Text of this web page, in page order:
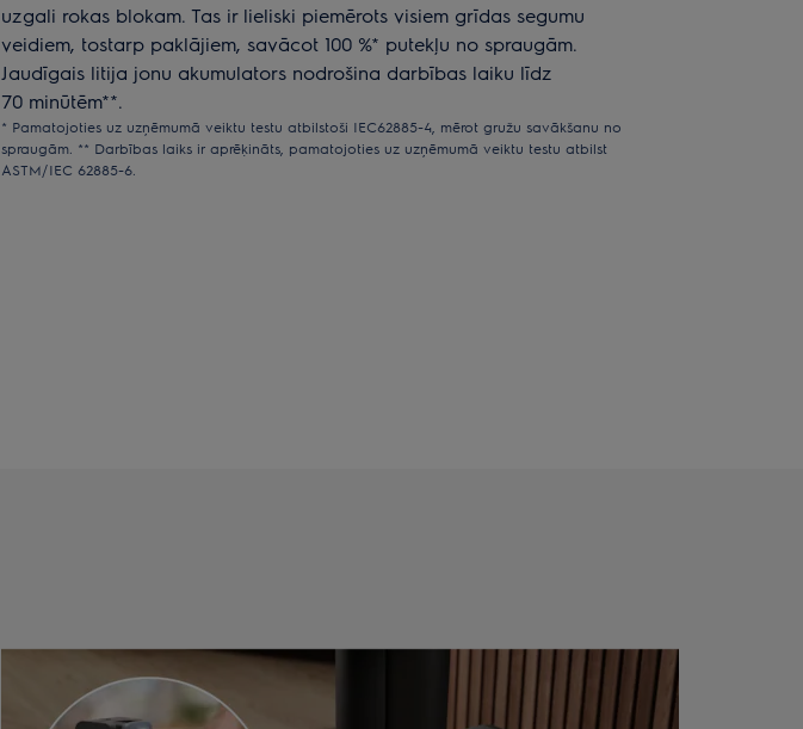
uzgali rokas blokam. Tas ir lieliski piemērots visiem grīdas segumu
veidiem, tostarp paklājiem, savācot 100 %* putekļu no spraugām.
Jaudīgais litija jonu akumulators nodrošina darbības laiku līdz
70 minūtēm**.
* Pamatojoties uz uzņēmumā veiktu testu atbilstoši IEC62885-4, mērot gružu savākšanu no
spraugām. ** Darbības laiks ir aprēķināts, pamatojoties uz uzņēmumā veiktu testu atbilst
ASTM/IEC 62885-6.